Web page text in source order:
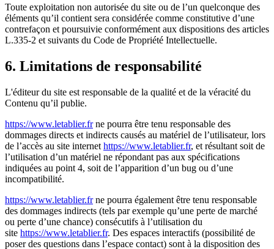
Toute exploitation non autorisée du site ou de l’un quelconque des
éléments qu’il contient sera considérée comme constitutive d’une
contrefaçon et poursuivie conformément aux dispositions des articles
L.335-2 et suivants du Code de Propriété Intellectuelle.
6. Limitations de responsabilité
L'éditeur du site est responsable de la qualité et de la véracité du
Contenu qu’il publie.
https://www.letablier.frne pourra être tenu responsable des
dommages directs et indirects causés au matériel de l’utilisateur, lors
de l’accès au site internet https://www.letablier.fr, et résultant soit de
l’utilisation d’un matériel ne répondant pas aux spécifications
indiquées au point 4, soit de l’apparition d’un bug ou d’une
incompatibilité.
https://www.letablier.frne pourra également être tenu responsable
des dommages indirects (tels par exemple qu’une perte de marché
ou perte d’une chance) consécutifs à l’utilisation du
site https://www.letablier.fr. Des espaces interactifs (possibilité de
poser des questions dans l’espace contact) sont à la disposition des